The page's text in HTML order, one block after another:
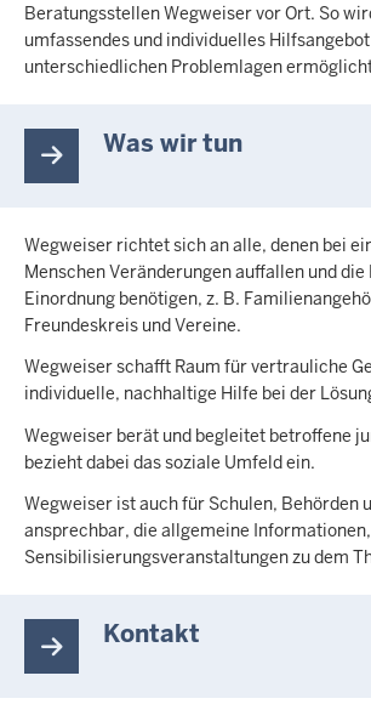
Beratungsstellen Wegweiser vor Ort. So
umfassendes und individuelles
unterschiedlichen Problemlagen
Was wir tun
Wegweiser richtet sich an alle, denen bei
Menschen Veränderungen auffallen und
Einordnung benötigen, z. B.
Freundeskreis und Vereine.
Wegweiser schafft Raum für vertrauliche
individuelle, nachhaltige Hilfe bei der
Wegweiser berät und begleitet betroffene
bezieht dabei das soziale Umfeld ein.
Wegweiser ist auch für Schulen, Behörden
ansprechbar, die allgemeine
Sensibilisierungsveranstaltungen zu dem
Kontakt